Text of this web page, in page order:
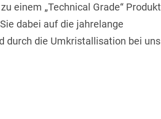
einem „Technical Grade“ Produkt
dabei auf die jahrelange
durch die Umkristallisation bei uns